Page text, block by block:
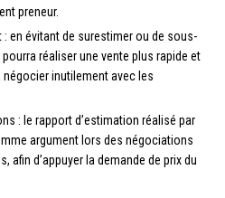
preneur.
: en évitant de surestimer ou de sous-
réaliser une vente plus rapide et
inutilement avec les
: le rapport d’estimation réalisé par
argument lors des négociations
afin d’appuyer la demande de prix du